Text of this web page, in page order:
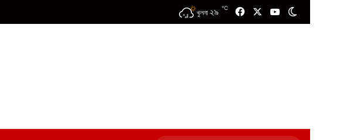
খুলনা ২৯ ℃ FacebookYouTube